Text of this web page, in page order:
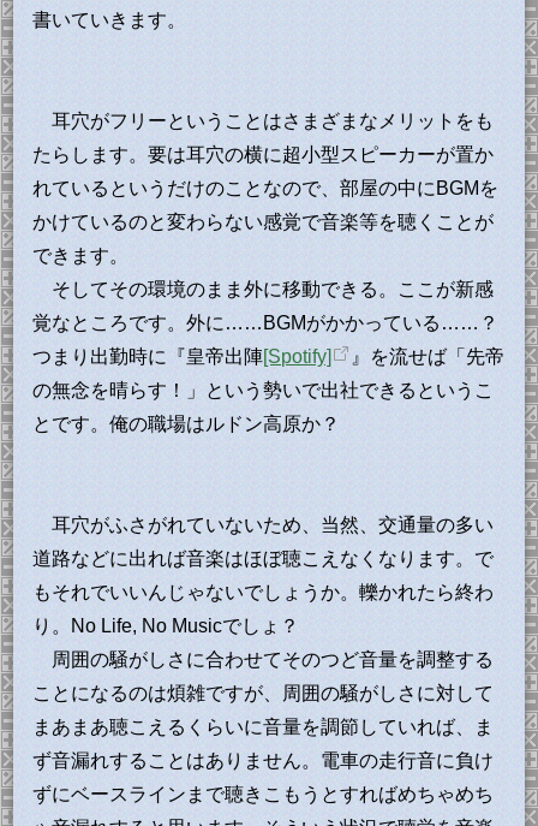
書いていきます。
耳穴がフリーということはさまざまなメリットをも
たらします。要は耳穴の横に超小型スピーカーが置か
れているというだけのことなので、部屋の中にBGMを
かけているのと変わらない感覚で音楽等を聴くことが
できます。
そしてその環境のまま外に移動できる。ここが新感
覚なところです。外に……BGMがかかっている……？
つまり出勤時に『皇帝出陣[Spotify]
』を流せば「先帝
の無念を晴らす！」という勢いで出社できるというこ
とです。俺の職場はルドン高原か？
耳穴がふさがれていないため、当然、交通量の多い
道路などに出れば音楽はほぼ聴こえなくなります。で
もそれでいいんじゃないでしょうか。轢かれたら終わ
り。No Life, No Musicでしょ？
周囲の騒がしさに合わせてそのつど音量を調整する
ことになるのは煩雑ですが、周囲の騒がしさに対して
まあまあ聴こえるくらいに音量を調節していれば、ま
ず音漏れすることはありません。電車の走行音に負け
ずにベースラインまで聴きこもうとすればめちゃめち